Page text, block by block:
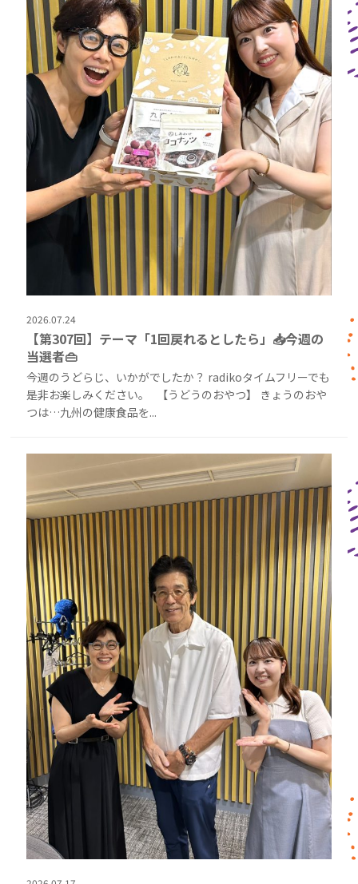
2026.07.24
【第307回】テーマ「1回戻れるとしたら」📥今週の
当選者👜
今週のうどらじ、いかがでしたか？ radikoタイムフリーでも
是非お楽しみください。 【うどうのおやつ】 きょうのおや
つは…九州の健康食品を...